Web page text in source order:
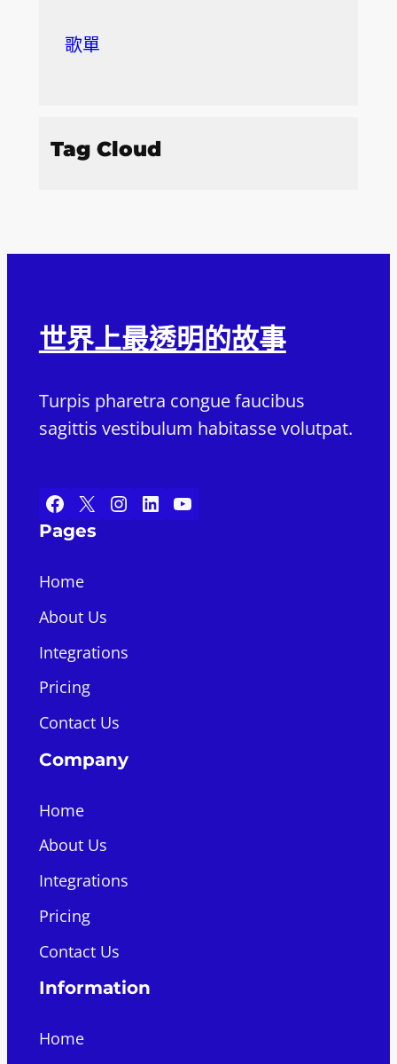
歌單
Tag Cloud
世界上最透明的故事
Turpis pharetra congue faucibus
sagittis vestibulum habitasse volutpat.
Facebook X Instagram LinkedIn YouTube
Pages
Home
About Us
Integrations
Pricing
Contact Us
Company
Home
About Us
Integrations
Pricing
Contact Us
Information
Home